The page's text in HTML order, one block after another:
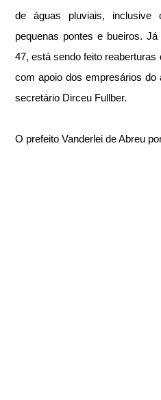
de águas pluviais, inclusive
pequenas pontes e bueiros.
47, está sendo feito
com apoio dos empresários do
secretário Dirceu Fullber.
O prefeito Vanderlei de Abreu